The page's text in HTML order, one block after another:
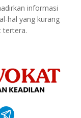
informasi
hal yang kurang
tertera.